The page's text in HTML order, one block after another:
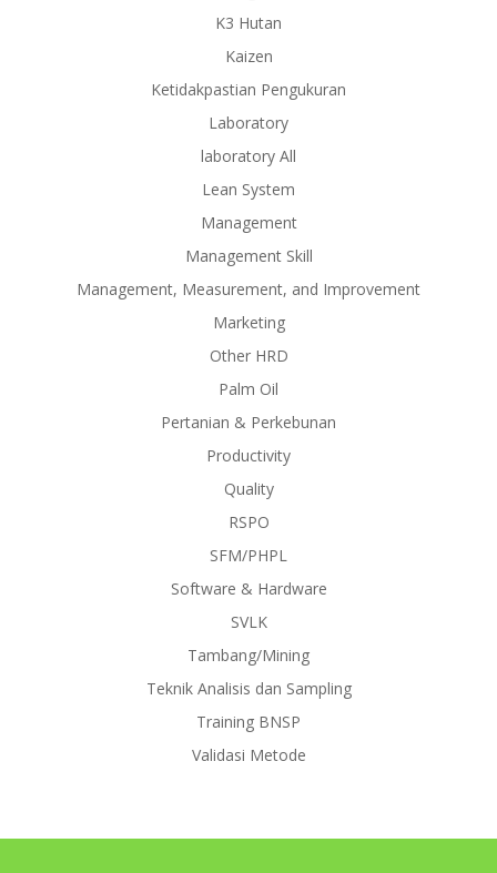
K3 Hutan
Kaizen
Ketidakpastian Pengukuran
Laboratory
laboratory All
Lean System
Management
Management Skill
Management, Measurement, and Improvement
Marketing
Other HRD
Palm Oil
Pertanian & Perkebunan
Productivity
Quality
RSPO
SFM/PHPL
Software & Hardware
SVLK
Tambang/Mining
Teknik Analisis dan Sampling
Training BNSP
Validasi Metode